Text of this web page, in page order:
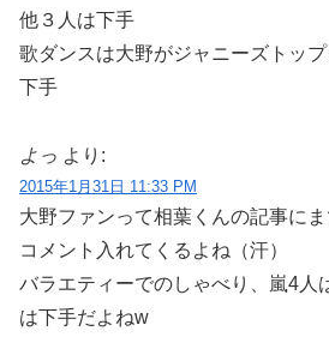
他３人は下手
歌ダンスは大野がジャニーズトッ
下手
よっ より:
2015年1月31日 11:33 PM
大野ファンって相葉くんの記事に
コメント入れてくるよね（汗）
バラエティーでのしゃべり、嵐4人
は下手だよねw